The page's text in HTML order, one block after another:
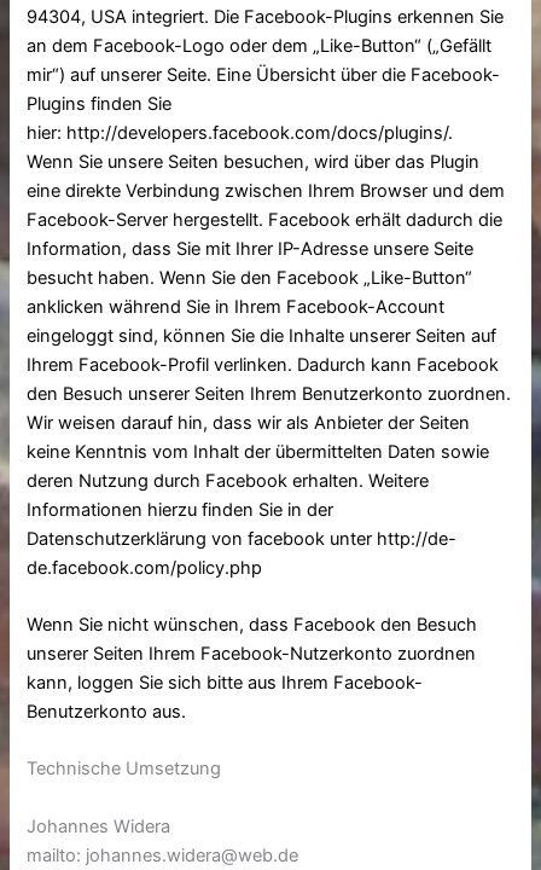
94304, USA integriert. Die Facebook-Plugins erkennen Sie
an dem Facebook-Logo oder dem „Like-Button“ („Gefällt
mir“) auf unserer Seite. Eine Übersicht über die Facebook-
Plugins finden Sie
hier: http://developers.facebook.com/docs/plugins/.
Wenn Sie unsere Seiten besuchen, wird über das Plugin
eine direkte Verbindung zwischen Ihrem Browser und dem
Facebook-Server hergestellt. Facebook erhält dadurch die
Information, dass Sie mit Ihrer IP-Adresse unsere Seite
besucht haben. Wenn Sie den Facebook „Like-Button“
anklicken während Sie in Ihrem Facebook-Account
eingeloggt sind, können Sie die Inhalte unserer Seiten auf
Ihrem Facebook-Profil verlinken. Dadurch kann Facebook
den Besuch unserer Seiten Ihrem Benutzerkonto zuordnen.
Wir weisen darauf hin, dass wir als Anbieter der Seiten
keine Kenntnis vom Inhalt der übermittelten Daten sowie
deren Nutzung durch Facebook erhalten. Weitere
Informationen hierzu finden Sie in der
Datenschutzerklärung von facebook unter http://de-
de.facebook.com/policy.php
Wenn Sie nicht wünschen, dass Facebook den Besuch
unserer Seiten Ihrem Facebook-Nutzerkonto zuordnen
kann, loggen Sie sich bitte aus Ihrem Facebook-
Benutzerkonto aus.
Technische Umsetzung
Johannes Widera
mailto: johannes.widera@web.de